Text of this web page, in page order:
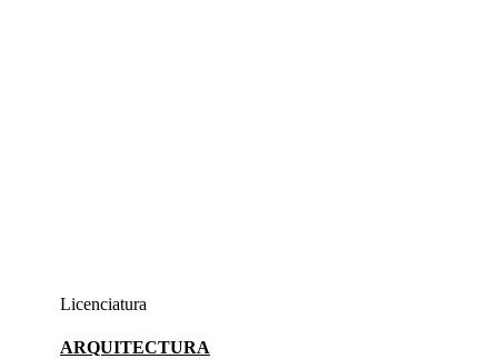
Licenciatura
ARQUITECTURA